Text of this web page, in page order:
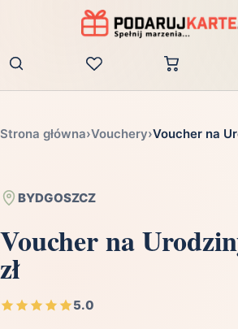
Strona główna›Vouchery›Voucher na
BYDGOSZCZ
Voucher na
zł
5.0